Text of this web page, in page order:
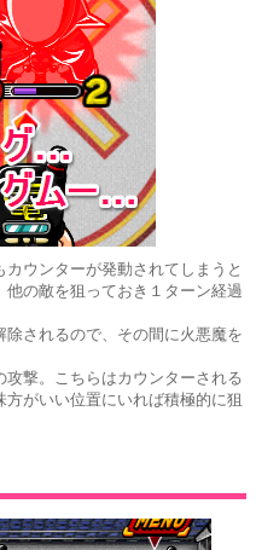
ウンターが発動されてしまうと
の敵を狙っておき１ターン経過
されるので、その間に火悪魔を
撃。こちらはカウンターされる
がいい位置にいれば積極的に狙